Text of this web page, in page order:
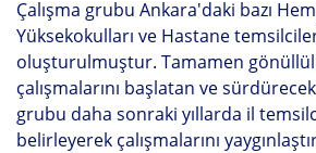
Çalışma grubu Ankara'daki bazı
Yüksekokulları ve Hastane
oluşturulmuştur. Tamamen
çalışmalarını başlatan ve
grubu daha sonraki yıllarda il
belirleyerek çalışmalarını